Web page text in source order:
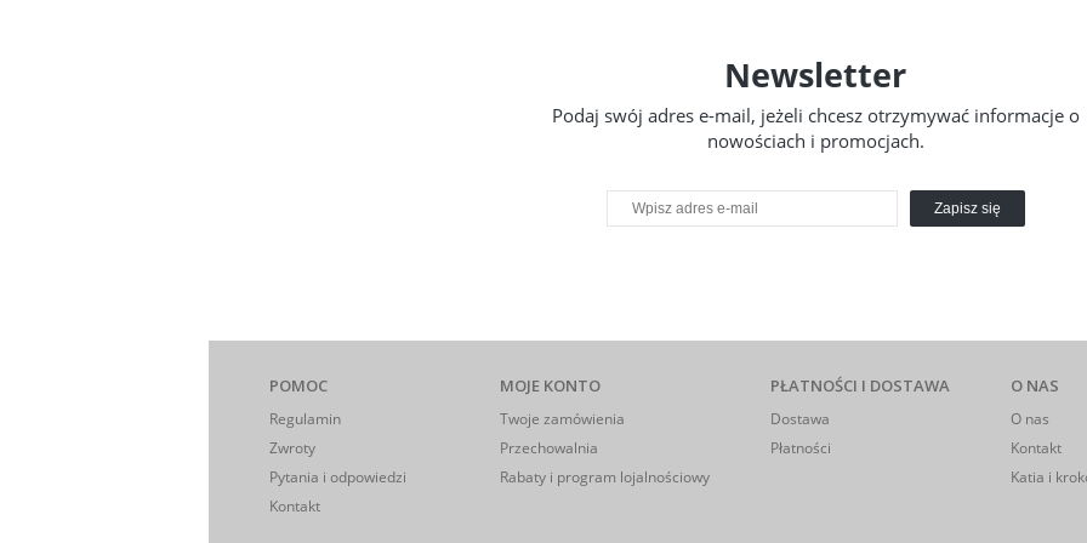
Newsletter
Podaj swój adres e-mail, jeżeli chcesz otrzymywać informacje o
nowościach i promocjach.
Zapisz się
POMOC
Regulamin
Zwroty
Pytania i odpowiedzi
Kontakt
MOJE KONTO
Twoje zamówienia
Przechowalnia
Rabaty i program lojalnościowy
PŁATNOŚCI I DOSTAWA
Dostawa
Płatności
O NAS
O nas
Kontakt
Katia i